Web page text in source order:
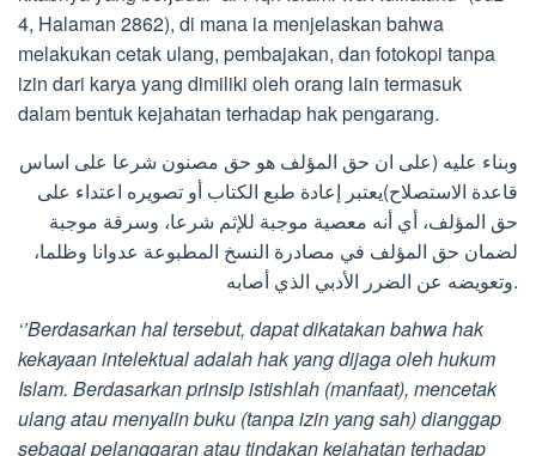
4, Halaman 2862), di mana ia menjelaskan bahwa
melakukan cetak ulang, pembajakan, dan fotokopi tanpa
izin dari karya yang dimiliki oleh orang lain termasuk
dalam bentuk kejahatan terhadap hak pengarang.
وبناء عليه (على ان حق المؤلف هو حق مصنون شرعا على اساس
قاعدة الاستصلاح)يعتبر إعادة طبع الكتاب أو تصويره اعتداء على
حق المؤلف، أي أنه معصية موجبة للإثم شرعا، وسرقة موجبة
لضمان حق المؤلف في مصادرة النسخ المطبوعة عدوانا وظلما،
وتعويضه عن الضرر الأدبي الذي أصابه.
‘’Berdasarkan hal tersebut, dapat dikatakan bahwa hak
kekayaan intelektual adalah hak yang dijaga oleh hukum
Islam. Berdasarkan prinsip istishlah (manfaat), mencetak
ulang atau menyalin buku (tanpa izin yang sah) dianggap
sebagai pelanggaran atau tindakan kejahatan terhadap